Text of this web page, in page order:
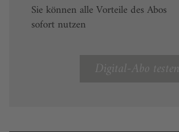
Sie können alle Vorteile des Abos
sofort nutzen
Digital-Abo testen